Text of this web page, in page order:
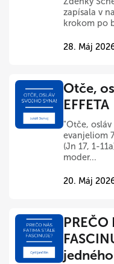
zapísala v
krokom po
28. Máj
Otče,
EFFETA
"Otče,
evanjeliom
(Jn 17, 1-
moder...
20. Máj
PREČO
jedného